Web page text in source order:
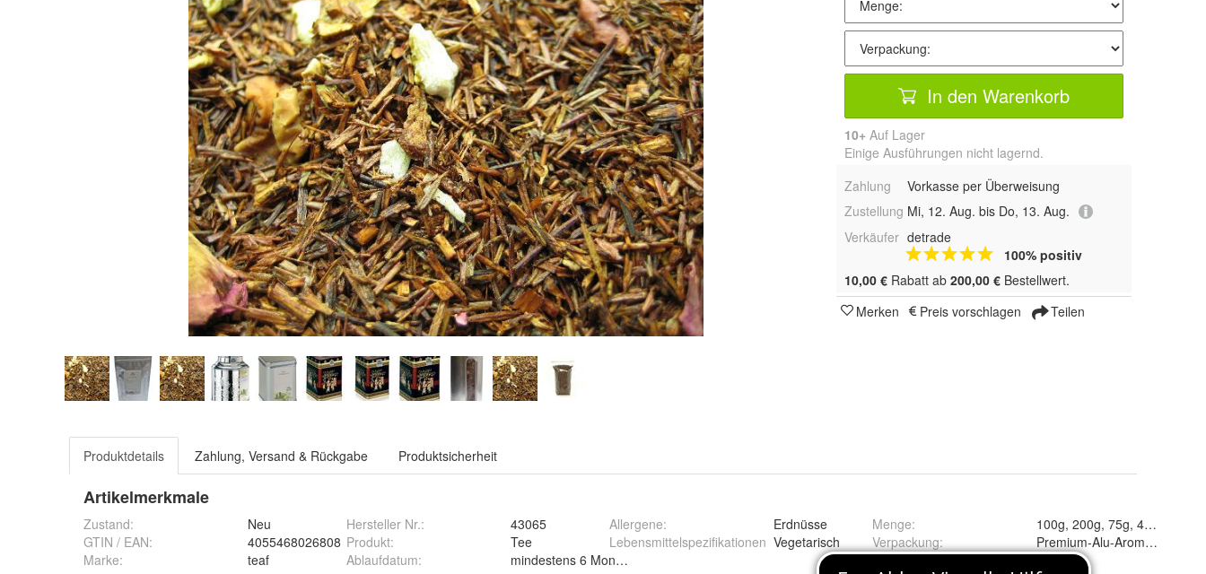
In den Warenkorb
10+ Auf Lager
Einige Ausführungen nicht lagernd.
Zahlung
Vorkasse per Überweisung
Zustellung Mi, 12. Aug. bis Do, 13. Aug.
Verkäufer detrade
100% positiv
10,00 € Rabatt ab 200,00 € Bestellwert.
Merken
Preis vorschlagen Teilen
Produktdetails Zahlung, Versand & Rückgabe Produktsicherheit
Artikelmerkmale
Zustand:
Neu
GTIN / EAN:
4055468026808
Marke:
teaf
Hersteller Nr.:
43065
Produkt:
Tee
Ablaufdatum: mindestens 6 Monate ab Auslieferung
Allergene:
Erdnüsse
Lebensmittelspezifikationen
:
Vegetarisch
Menge:
Verpackung: Premium-Alu-Aromabeutel,